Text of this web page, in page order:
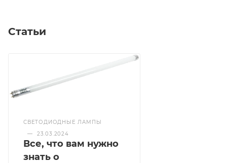
Статьи
СВЕТОДИОДНЫЕ ЛАМПЫ
—
23.03.2024
Все, что вам нужно
знать о